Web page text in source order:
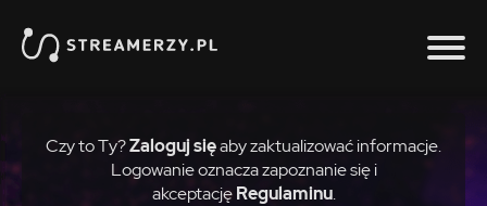
Czy to Ty?Zaloguj sięaby zaktualizować informacje.
Logowanie oznacza zapoznanie się i
akceptację Regulaminu.